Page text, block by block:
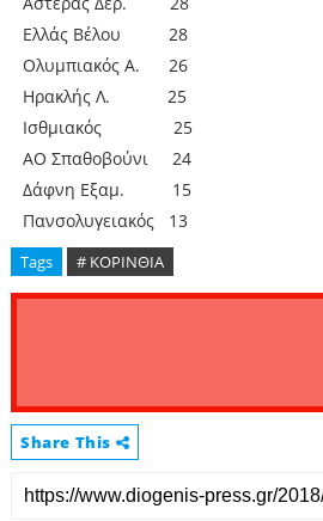
Ελλάς Βέλου 28
Ολυμπιακός Α. 26
Ηρακλής Λ. 25
Ισθμιακός 25
ΑΟ Σπαθοβούνι 24
Δάφνη Εξαμ. 15
Πανσολυγειακός 13
Tags # ΚΟΡΙΝΘΙΑ
Share This